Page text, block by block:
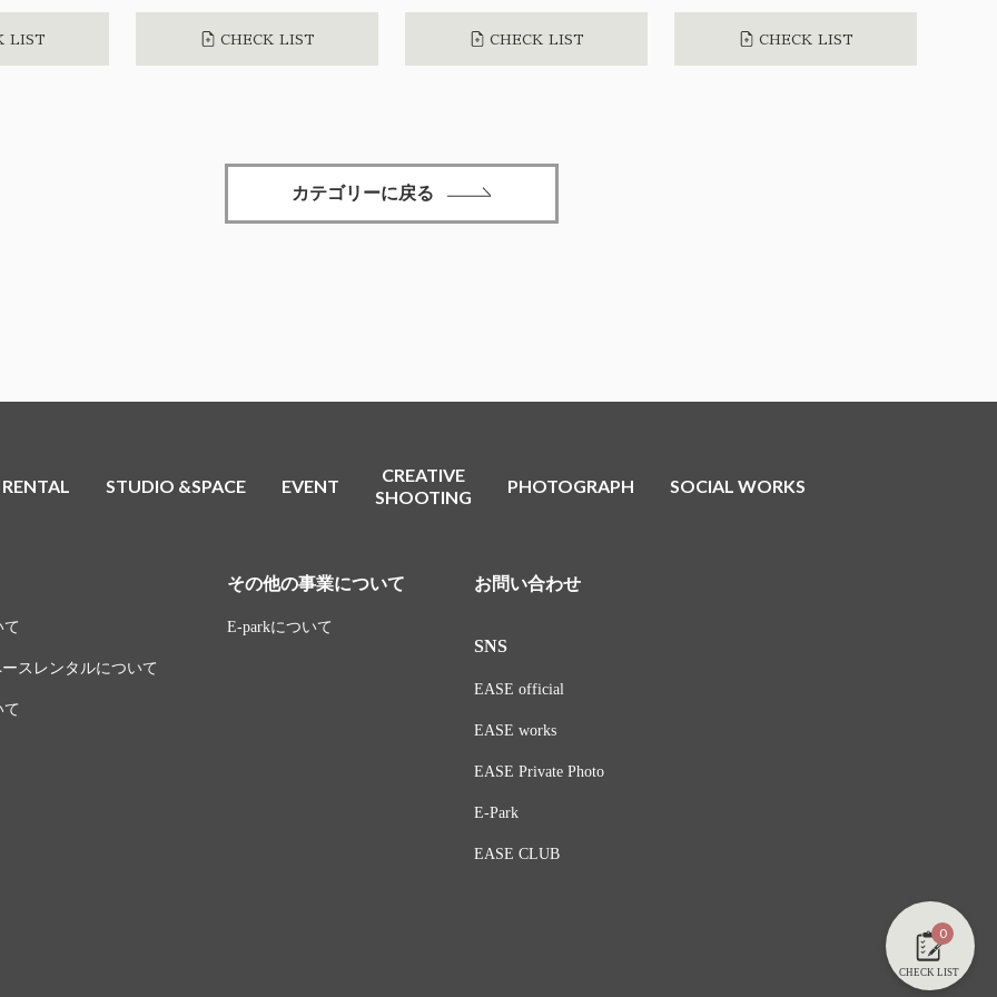
LIST CHECK LIST CHECK LIST CHECK LIST
カテゴリーに戻る
0
CHECK LIST
RENTAL STUDIO &SPACE EVENT
CREATIVE
SHOOTING
PHOTOGRAPH SOCIAL WORKS
て
スレンタルについて
その他の事業について
E-parkについて
お問い合わせ
SNS
EASE official
EASE works
EASE Private Photo
E-Park
EASE CLUB